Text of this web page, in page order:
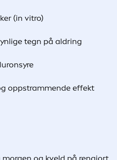
(in vitro)
tegn på aldring
oppstrammende effekt